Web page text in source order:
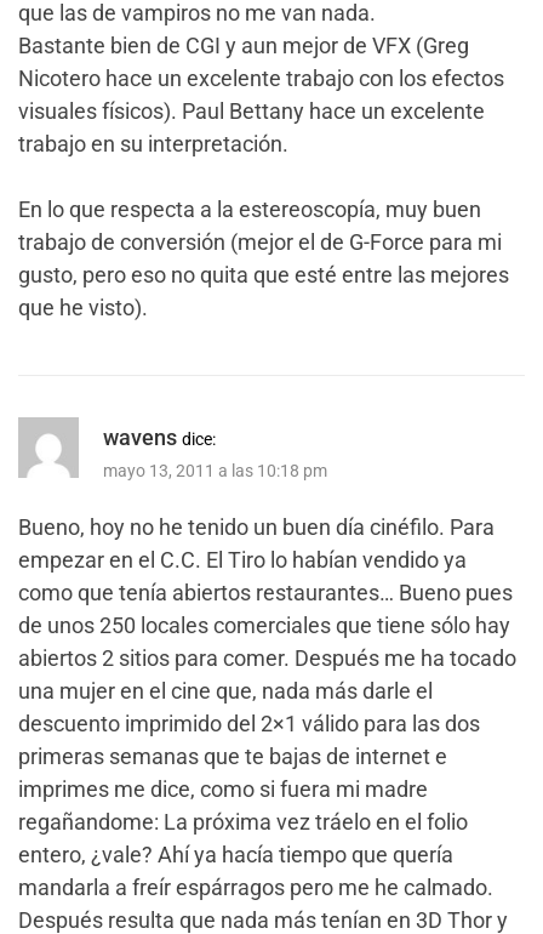
que las de vampiros no me van nada.
Bastante bien de CGI y aun mejor de VFX (Greg
Nicotero hace un excelente trabajo con los efectos
visuales físicos). Paul Bettany hace un excelente
trabajo en su interpretación.
En lo que respecta a la estereoscopía, muy buen
trabajo de conversión (mejor el de G-Force para mi
gusto, pero eso no quita que esté entre las mejores
que he visto).
wavens dice:
mayo 13, 2011 a las 10:18 pm
Bueno, hoy no he tenido un buen día cinéfilo. Para
empezar en el C.C. El Tiro lo habían vendido ya
como que tenía abiertos restaurantes… Bueno pues
de unos 250 locales comerciales que tiene sólo hay
abiertos 2 sitios para comer. Después me ha tocado
una mujer en el cine que, nada más darle el
descuento imprimido del 2×1 válido para las dos
primeras semanas que te bajas de internet e
imprimes me dice, como si fuera mi madre
regañandome: La próxima vez tráelo en el folio
entero, ¿vale? Ahí ya hacía tiempo que quería
mandarla a freír espárragos pero me he calmado.
Después resulta que nada más tenían en 3D Thor y